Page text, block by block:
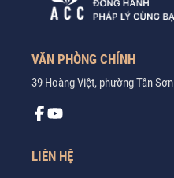
VĂN PHÒNG CHÍNH
39 Hoàng Việt, phường Tân
LIÊN HỆ